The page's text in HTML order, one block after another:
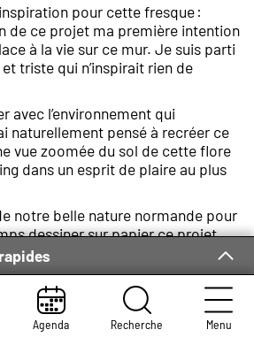
Agenda Recherche Menu
pour cette fresque :
de ce projet ma première intention
à la vie sur ce mur. Je suis parti
triste qui n’inspirait rien de
avec l’environnement qui
naturellement pensé à recréer ce
vue zoomée du sol de cette flore
dans un esprit de plaire au plus
notre belle nature normande pour
dessiner sur papier ce projet,
à main levée et à la bombe
surface de 35 mètres de long sur
une douzaine de jours, en
jeu de couleurs vertes afin d’être le
avec ce thème et d’interpeller